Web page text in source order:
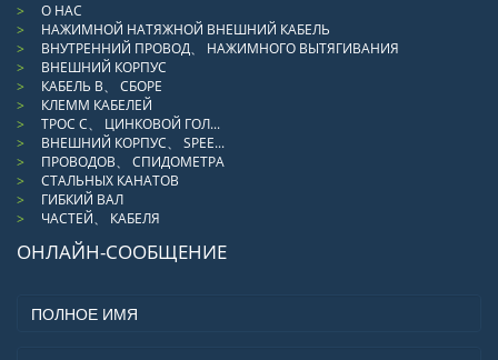
О НАС
НАЖИМНОЙ НАТЯЖНОЙ ВНЕШНИЙ КАБЕЛЬ
ВНУТРЕННИЙ ПРОВОД、 НАЖИМНОГО ВЫТЯГИВАНИЯ
ВНЕШНИЙ КОРПУС
КАБЕЛЬ В、 СБОРЕ
КЛЕММ КАБЕЛЕЙ
ТРОС С、 ЦИНКОВОЙ ГОЛ...
ВНЕШНИЙ КОРПУС、 SPEE...
ПРОВОДОВ、 СПИДОМЕТРА
СТАЛЬНЫХ КАНАТОВ
ГИБКИЙ ВАЛ
ЧАСТЕЙ、 КАБЕЛЯ
ОНЛАЙН-СООБЩЕНИЕ